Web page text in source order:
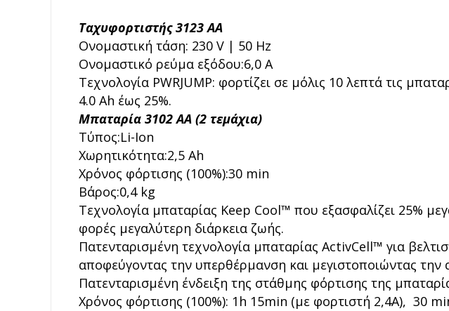
Ταχυφορτιστής3123 AA
Ονομαστική τάση: 230 V | 50 Hz
Ονομαστικό ρεύμα εξόδου:6,0 A
Τεχνολογία PWRJUMP: φορτίζει σε μόλις 10 λεπτά τις
4.0 Ah έως 25%.
Μπαταρία 3102 AA (2 τεμάχια)
Τύπος:Li-Ion
Χωρητικότητα:2,5 Ah
Χρόνος φόρτισης (100%):30 min
Βάρος:0,4 kg
Τεχνολογία μπαταρίας Keep Cool™ που εξασφαλίζει 25%
φορές μεγαλύτερη διάρκεια ζωής.
Πατενταρισμένη τεχνολογία μπαταρίας ActivCell™ για
αποφεύγοντας την υπερθέρμανση και μεγιστοποιώντας
Πατενταρισμένη ένδειξη της στάθμης φόρτισης της
Χρόνος φόρτισης (100%): 1 h 15min (με φορτιστή 2,4A), 30